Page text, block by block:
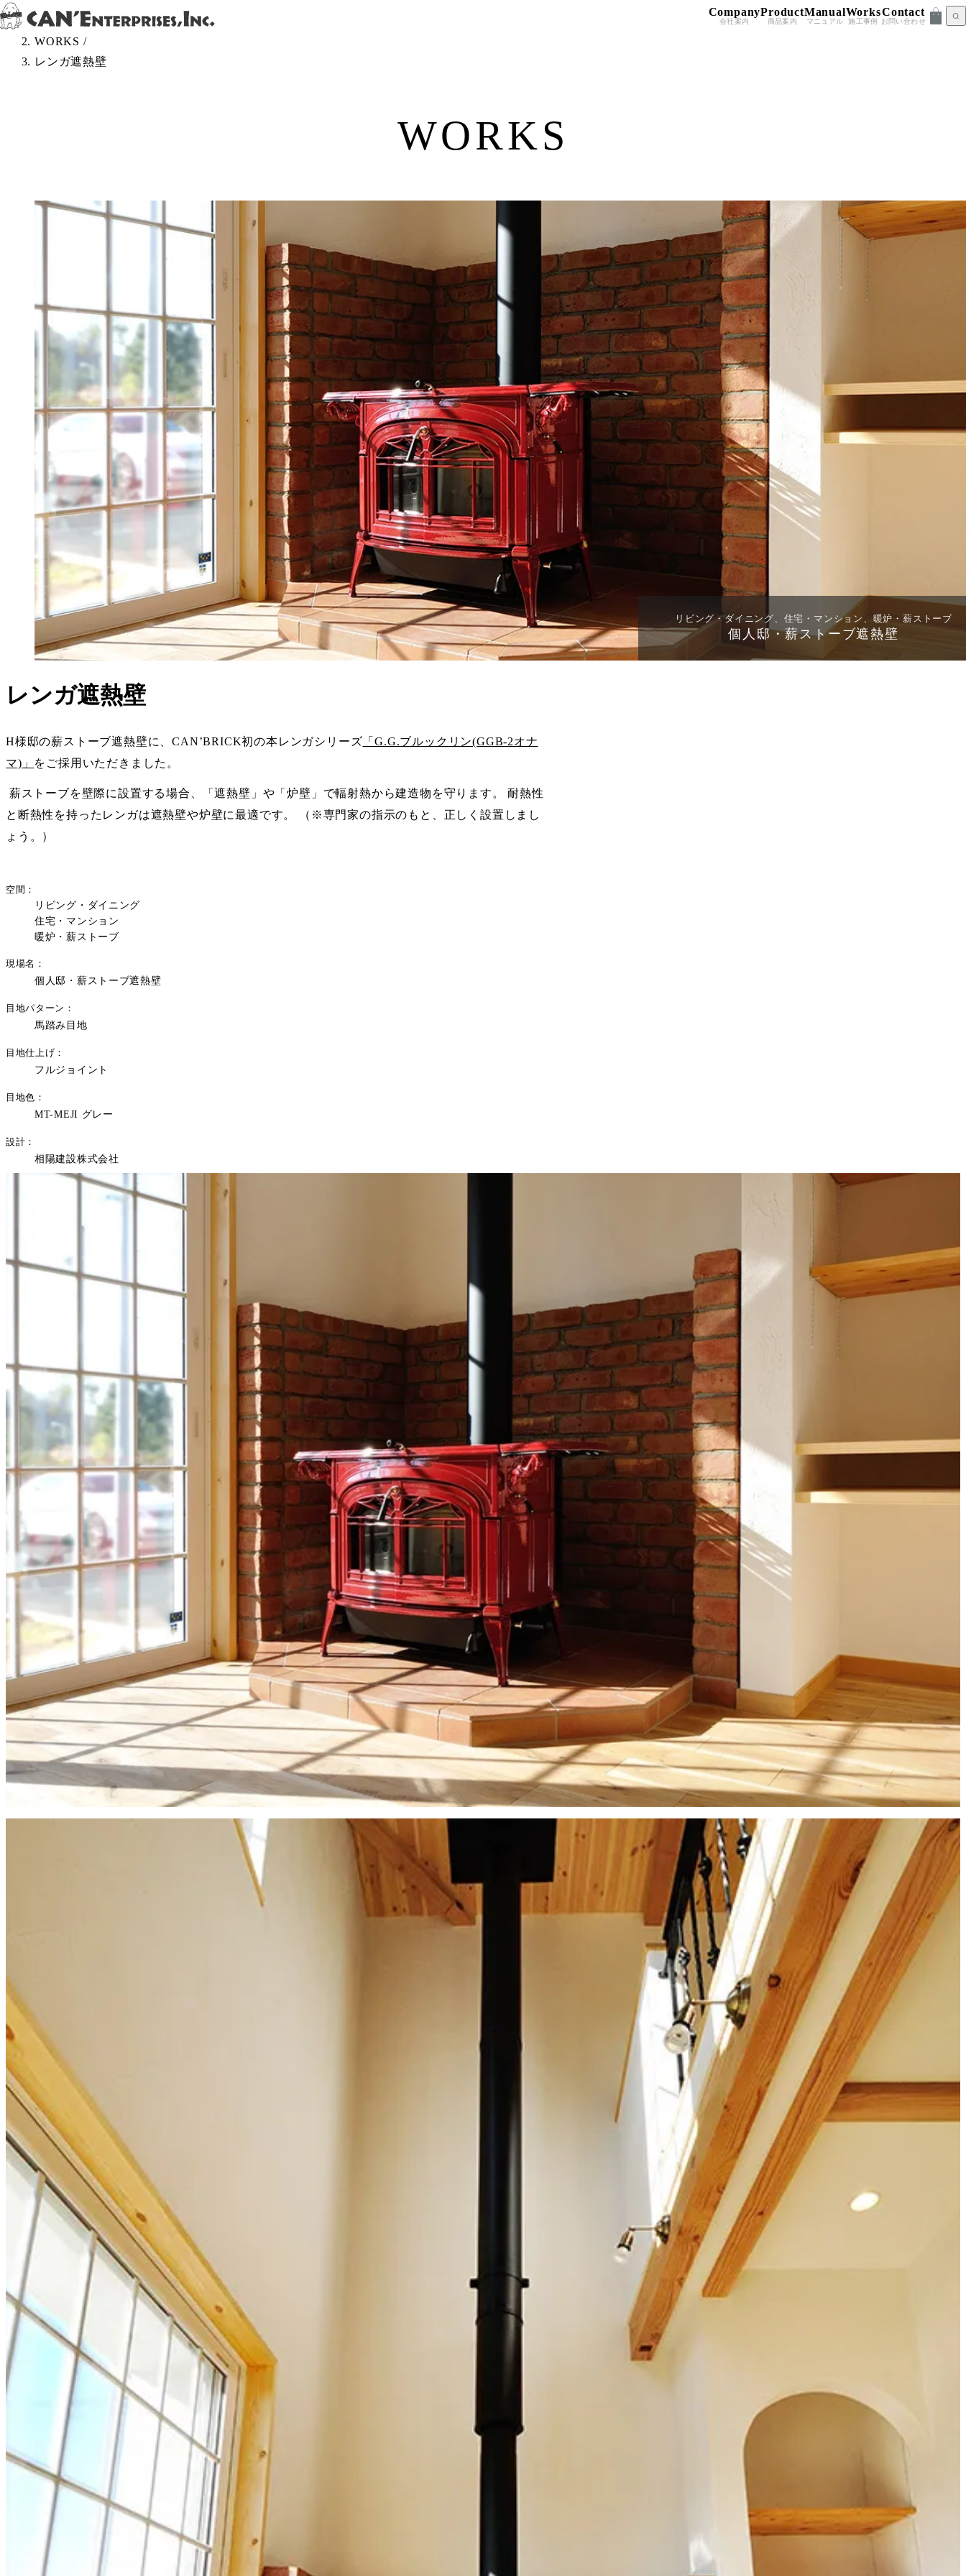
Skip to content
Company
会社案内
Product
商品案内
Manual
マニュアル
Works
施工事例
Contact
お問い合わせ
TOP /
WORKS /
レンガ遮熱壁
WORKS
リビング・ダイニング、住宅・マンション、暖炉・薪ストーブ
個人邸・薪ストーブ遮熱壁
レンガ遮熱壁
H様邸の薪ストーブ遮熱壁に、CAN’BRICK初の本レンガシリーズ 「G.G.ブルックリン(GGB-2オナ
マ)」 をご採用いただきました。
薪ストーブを壁際に設置する場合、「遮熱壁」や「炉壁」で輻射熱から建造物を守ります。 耐熱性
と断熱性を持ったレンガは遮熱壁や炉壁に最適です。 （※専門家の指示のもと、正しく設置しまし
ょう。）
空間
リビング・ダイニング
住宅・マンション
暖炉・薪ストーブ
現場名
個人邸・薪ストーブ遮熱壁
目地パターン
馬踏み目地
目地仕上げ
フルジョイント
目地色
MT-MEJI グレー
設計
相陽建設株式会社